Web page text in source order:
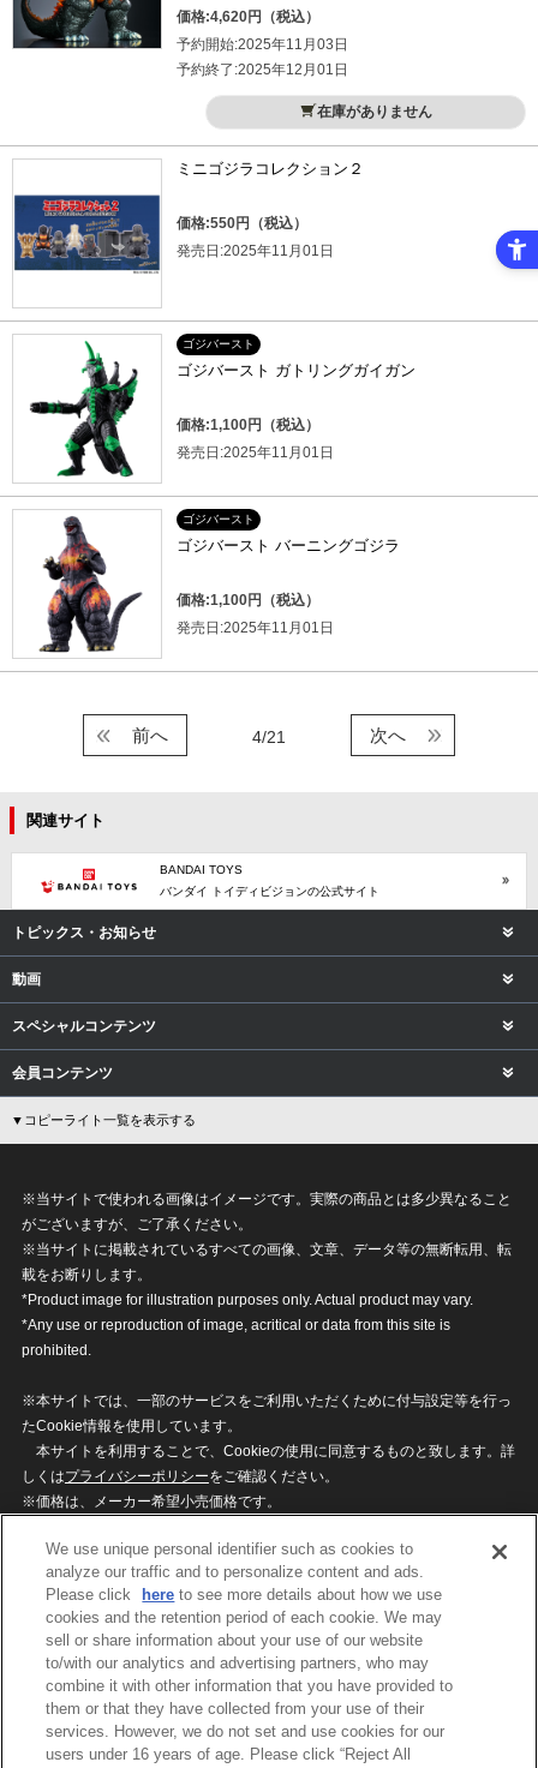
価格:4,620円（税込）
予約開始:2025年11月03日
予約終了:2025年12月01日
在庫がありません
ミニゴジラコレクション２
価格:550円（税込）
発売日:2025年11月01日
ゴジバースト
ゴジバースト ガトリングガイガン
価格:1,100円（税込）
発売日:2025年11月01日
ゴジバースト
ゴジバースト バーニングゴジラ
価格:1,100円（税込）
発売日:2025年11月01日
4/21
前へ 次へ
関連サイト
BANDAI TOYS
バンダイ トイディビジョンの公式サイト
トピックス・お知らせ
動画
スペシャルコンテンツ
会員コンテンツ
▼コピーライト一覧を表示する
※当サイトで使われる画像はイメージです。実際の商品とは多少異なること
がございますが、ご了承ください。
※当サイトに掲載されているすべての画像、文章、データ等の無断転用、転
載をお断りします。
*Product image for illustration purposes only. Actual product may vary.
*Any use or reproduction of image, acritical or data from this site is
prohibited.
※本サイトでは、一部のサービスをご利用いただくために付与設定等を行っ
たCookie情報を使用しています。
本サイトを利用することで、Cookieの使用に同意するものと致します。詳
しくはプライバシーポリシーをご確認ください。
※価格は、メーカー希望小売価格です。
ざいますのでご了承ください。
privacypolicy
Do Not Sell or Share My
Personal Information
ウェブサイトご利用条件
ソーシャルメディアポリシー
個人情報保護方針
お問い合わせ
We use unique personal identifier such as cookies to
analyze our traffic and to personalize content and ads.
Please click
here to see more details about how we use
cookies and the retention period of each cookie. We may
sell or share information about your use of our website
to/with our analytics and advertising partners, who may
combine it with other information that you have provided to
them or that they have collected from your use of their
services. However, we do not set and use cookies for our
users under 16 years of age. Please click “Reject All